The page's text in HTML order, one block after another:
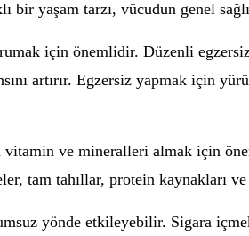
bir yaşam tarzı, vücudun genel
için önemlidir. Düzenli
artırır. Egzersiz yapmak için
vitamin ve mineralleri almak için
tam tahıllar, protein kaynakları
yönde etkileyebilir. Sigara